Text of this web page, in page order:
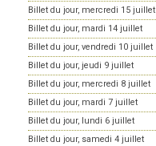
Billet du jour, mercredi 15 juillet
Billet du jour, mardi 14 juillet
Billet du jour, vendredi 10 juillet
Billet du jour, jeudi 9 juillet
Billet du jour, mercredi 8 juillet
Billet du jour, mardi 7 juillet
Billet du jour, lundi 6 juillet
Billet du jour, samedi 4 juillet